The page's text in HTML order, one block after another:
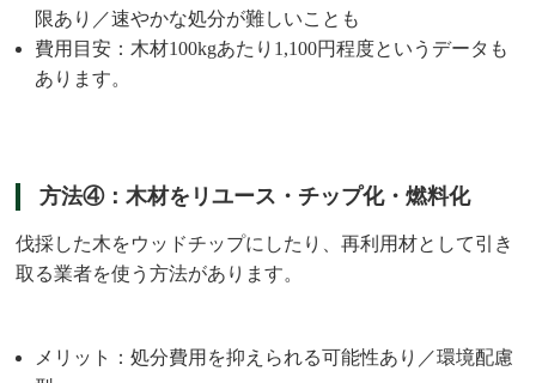
限あり／速やかな処分が難しいことも
費用目安：木材100kgあたり1,100円程度というデータも
あります。
方法④：木材をリユース・チップ化・燃料化
伐採した木をウッドチップにしたり、再利用材として引き
取る業者を使う方法があります。
メリット：処分費用を抑えられる可能性あり／環境配慮